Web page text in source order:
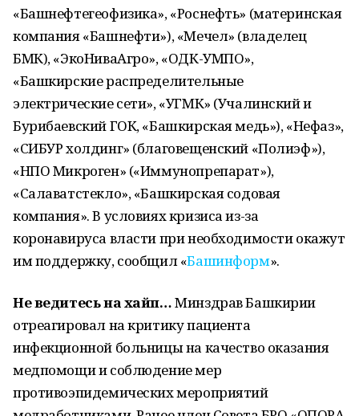
«Башнефтегеофизика», «Роснефть» (материнская
компания «Башнефти»), «Мечел» (владелец
БМК), «ЭкоНиваАгро», «ОДК-УМПО»,
«Башкирские распределительные
электрические сети», «УГМК» (Учалинский и
Бурибаевский ГОК, «Башкирская медь»), «Нефаз»,
«СИБУР холдинг» (благовещенский «Полиэф»),
«НПО Микроген» («Иммунопрепарат»),
«Салаватстекло», «Башкирская содовая
компания». В условиях кризиса из-за
коронавируса власти при необходимости окажут
им поддержку, сообщил «Башинформ».
Не ведитесь на хайп…Минздрав Башкирии
отреагировал на критику пациента
инфекционной больницы на качество оказания
медпомощи и соблюдение мер
противоэпидемических мероприятий